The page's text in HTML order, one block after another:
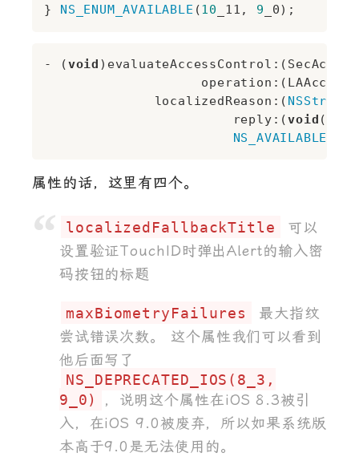
}
NS_ENUM_AVAILABLE (10 _11, 9
- (void
              localizedReason:(
NSString
                        reply:(
void (^)(
NS_AVAILABLE
属性的话，这里有四个。
localizedFallbackTitle
可以
设置验证TouchID时弹出Alert的输入密
码按钮的标题
maxBiometryFailures
最大指纹
尝试错误次数。 这个属性我们可以看到
他后面写了
NS_DEPRECATED_IOS(8_3,
9_0)
，说明这个属性在iOS 8.3被引
入，在iOS 9.0被废弃，所以如果系统版
本高于9.0是无法使用的。